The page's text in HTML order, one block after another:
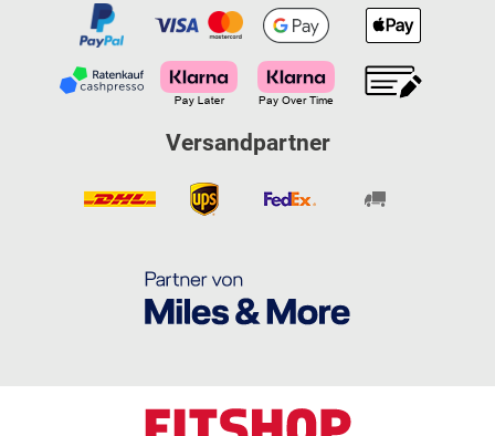
Versandpartner